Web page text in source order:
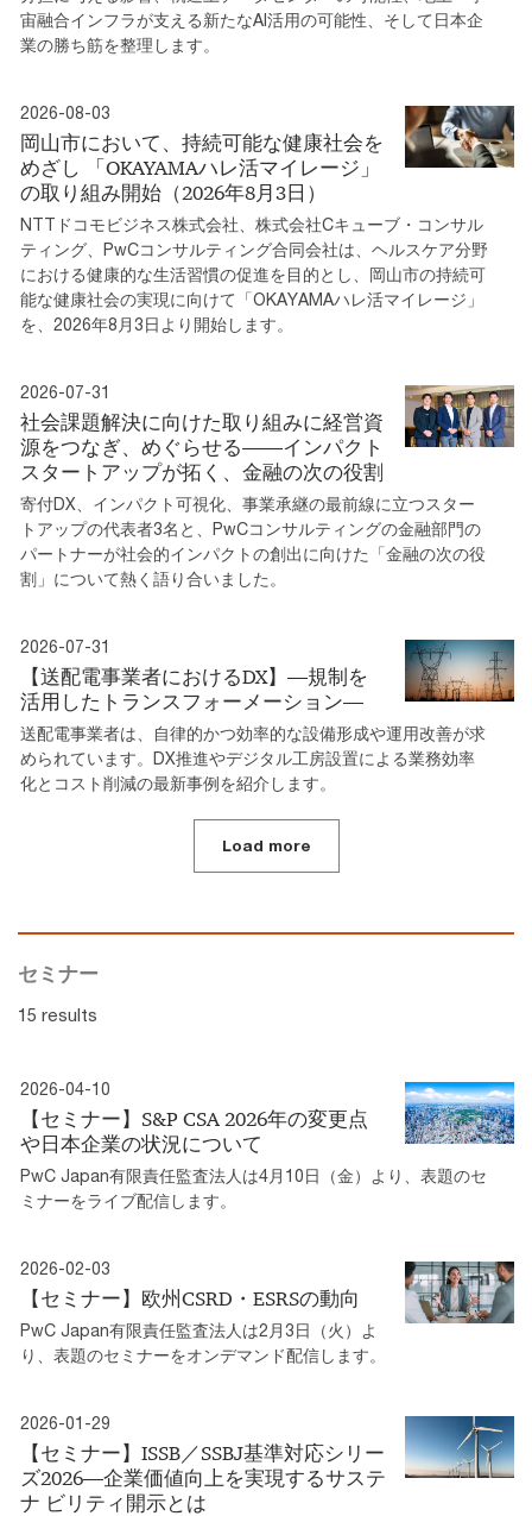
宙融合インフラが支える新たなAI活用の可能性、そして日本企
業の勝ち筋を整理します。
2026-08-03
岡山市において、持続可能な健康社会を
めざし 「OKAYAMAハレ活マイレージ」
の取り組み開始（2026年8月3日）
NTTドコモビジネス株式会社、株式会社Cキューブ・コンサル
ティング、PwCコンサルティング合同会社は、ヘルスケア分野
における健康的な生活習慣の促進を目的とし、岡山市の持続可
能な健康社会の実現に向けて「OKAYAMAハレ活マイレージ」
を、2026年8月3日より開始します。
2026-07-31
社会課題解決に向けた取り組みに経営資
源をつなぎ、めぐらせる――インパクト
スタートアップが拓く、金融の次の役割
寄付DX、インパクト可視化、事業承継の最前線に立つスター
トアップの代表者3名と、PwCコンサルティングの金融部門の
パートナーが社会的インパクトの創出に向けた「金融の次の役
割」について熱く語り合いました。
2026-07-31
【送配電事業者におけるDX】―規制を
活⽤したトランスフォーメーション―
送配電事業者は、⾃律的かつ効率的な設備形成や運⽤改善が求
められています。DX推進やデジタル工房設置による業務効率
化とコスト削減の最新事例を紹介します。
Load more
セミナー
15 results
2026-04-10
【セミナー】S&P CSA 2026年の変更点
や日本企業の状況について
PwC Japan有限責任監査法人は4月10日（金）より、表題のセ
ミナーをライブ配信します。
2026-02-03
【セミナー】欧州CSRD・ESRSの動向
PwC Japan有限責任監査法人は2月3日（火）よ
り、表題のセミナーをオンデマンド配信します。
2026-01-29
【セミナー】ISSB／SSBJ基準対応シリー
ズ2026―企業価値向上を実現するサステ
ナ ビリティ開示とは